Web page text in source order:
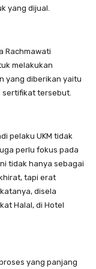
yang dijual.
Rachmawati
melakukan
yang diberikan yaitu
sertifikat tersebut.
pelaku UKM tidak
perlu fokus pada
tidak hanya sebagai
tapi erat
disela
Halal, di Hotel
yang panjang